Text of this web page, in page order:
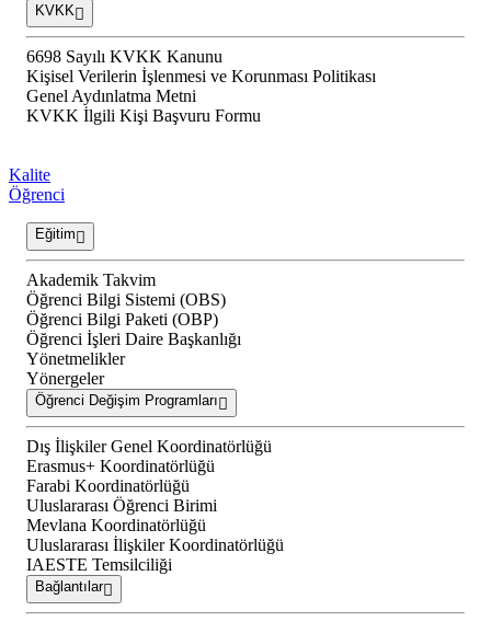
KVKK
6698 Sayılı KVKK Kanunu
Kişisel Verilerin İşlenmesi ve Korunması Politikası
Genel Aydınlatma Metni
KVKK İlgili Kişi Başvuru Formu
Kalite
Öğrenci
Eğitim
Akademik Takvim
Öğrenci Bilgi Sistemi (OBS)
Öğrenci Bilgi Paketi (OBP)
Öğrenci İşleri Daire Başkanlığı
Yönetmelikler
Yönergeler
Öğrenci Değişim Programları
Dış İlişkiler Genel Koordinatörlüğü
Erasmus+ Koordinatörlüğü
Farabi Koordinatörlüğü
Uluslararası Öğrenci Birimi
Mevlana Koordinatörlüğü
Uluslararası İlişkiler Koordinatörlüğü
IAESTE Temsilciliği
Bağlantılar